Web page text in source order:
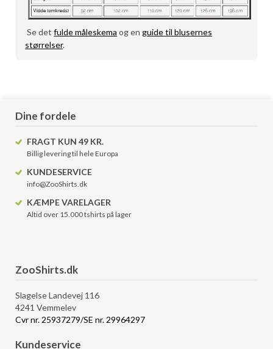
Se detfulde måleskema og enguide til blusernes
størrelser.
Dine fordele
FRAGT KUN 49 KR.
Billig levering til hele Europa
KUNDESERVICE
info@ZooShirts.dk
KÆMPE VARELAGER
Altid over 15.000 tshirts på lager
ZooShirts.dk
Slagelse Landevej 116
4241 Vemmelev
Cvr nr. 25937279/SE nr. 29964297
Kundeservice